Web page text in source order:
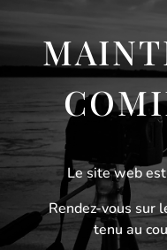
Le site web
Rendez-vous sur
tenu au